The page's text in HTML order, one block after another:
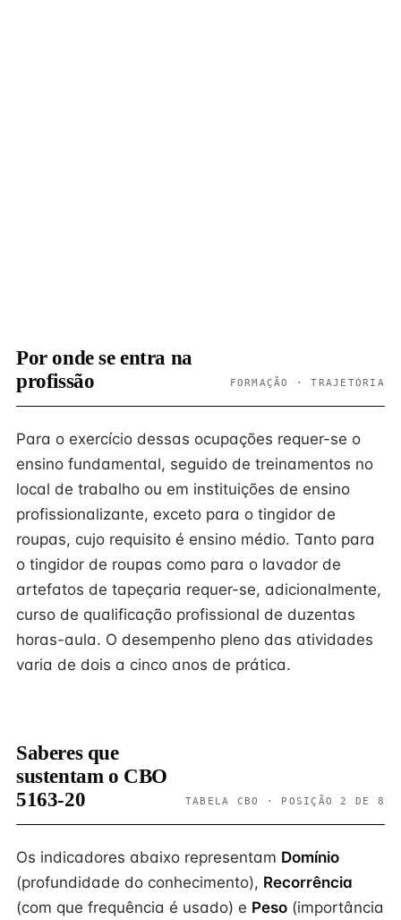
Por onde se entra na
profissão
FORMAÇÃO · TRAJETÓRIA
Para o exercício dessas ocupações requer-se o
ensino fundamental, seguido de treinamentos no
local de trabalho ou em instituições de ensino
profissionalizante, exceto para o tingidor de
roupas, cujo requisito é ensino médio. Tanto para
o tingidor de roupas como para o lavador de
artefatos de tapeçaria requer-se, adicionalmente,
curso de qualificação profissional de duzentas
horas-aula. O desempenho pleno das atividades
varia de dois a cinco anos de prática.
Saberes que
sustentam o CBO
5163-20
TABELA CBO · POSIÇÃO 2 DE 8
Os indicadores abaixo representam Domínio
(profundidade do conhecimento), Recorrência
(com que frequência é usado) e Peso (importância